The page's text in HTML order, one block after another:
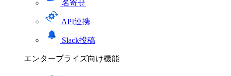
名寄せ
API連携
Slack投稿
エンタープライズ向け機能